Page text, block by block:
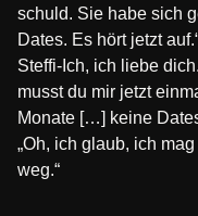
schuld. Sie habe sich
Dates. Es hört jetzt
Steffi-Ich, ich liebe
musst du mir jetzt
Monate […] keine
„Oh, ich glaub, ich
weg.“